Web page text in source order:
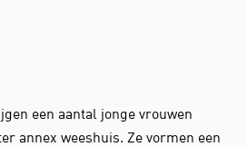
een aantal jonge vrouwen
annex weeshuis. Ze vormen een